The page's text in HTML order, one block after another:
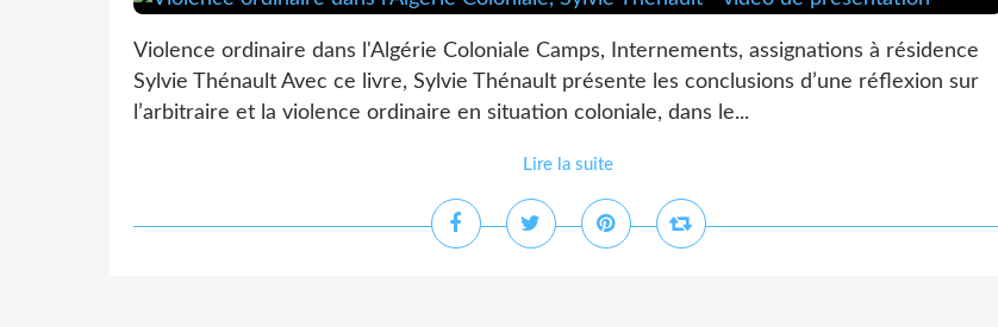
Violence ordinaire dans l'Algérie Coloniale Camps, Internements, assignations à résidence
Sylvie Thénault Avec ce livre, Sylvie Thénault présente les conclusions d’une réflexion sur
l’arbitraire et la violence ordinaire en situation coloniale, dans le...
Lire la suite